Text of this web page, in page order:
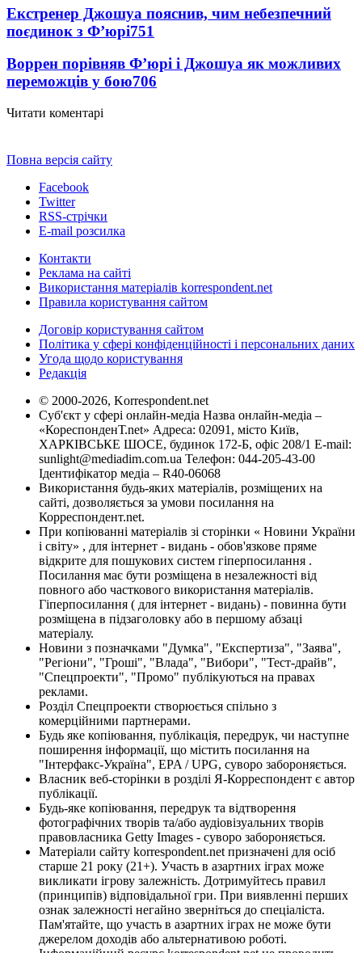
Екстренер Джошуа пояснив, чим небезпечний
поєдинок з Ф’юрі751
Воррен порівняв Ф’юрі і Джошуа як можливих
переможців у бою706
Читати коментарі
Повна версія сайту
Facebook
Twitter
RSS-стрічки
E-mail розсилка
Контакти
Реклама на сайті
Використання матеріалів korrespondent.net
Правила користування сайтом
Договір користування сайтом
Політика у сфері конфіденційності і персональних даних
Угода щодо користування
Редакція
© 2000-2026, Korrespondent.net
Суб'єкт у сфері онлайн-медіа Назва онлайн-медіа –
«КореспонденТ.net» Адреса: 02091, місто Київ,
ХАРКІВСЬКЕ ШОСЕ, будинок 172-Б, офіс 208/1 E-mail:
sunlight@mediadim.com.ua Телефон: 044-205-43-00
Ідентифікатор медіа – R40-06068
Використання будь-яких матеріалів, розміщених на
сайті, дозволяється за умови посилання на
Корреспондент.net.
При копіюванні матеріалів зі сторінки « Новини України
і світу» , для інтернет - видань - обов'язкове пряме
відкрите для пошукових систем гіперпосилання .
Посилання має бути розміщена в незалежності від
повного або часткового використання матеріалів.
Гіперпосилання ( для інтернет - видань) - повинна бути
розміщена в підзаголовку або в першому абзаці
матеріалу.
Новини з позначками "Думка", "Експертиза", "Заява",
"Регіони", "Гроші", "Влада", "Вибори", "Тест-драйв",
"Спецпроекти", "Промо" публікуються на правах
реклами.
Розділ Спецпроекти створюється спільно з
комерційними партнерами.
Будь яке копіювання, публікація, передрук, чи наступне
поширення інформації, що містить посилання на
"Інтерфакс-Україна", EPA / UPG, суворо забороняється.
Власник веб-сторінки в розділі Я-Корреспондент є автор
публікації.
Будь-яке копіювання, передрук та відтворення
фотографічних творів та/або аудіовізуальних творів
правовласника Getty Images - суворо забороняється.
Матеріали сайту korrespondent.net призначені для осіб
старше 21 року (21+). Участь в азартних іграх може
викликати ігрову залежність. Дотримуйтесь правил
(принципів) відповідальної гри. При виявленні перших
ознак залежності негайно зверніться до спеціаліста.
Пам'ятайте, що участь в азартних іграх не може бути
джерелом доходів або альтернативою роботі.